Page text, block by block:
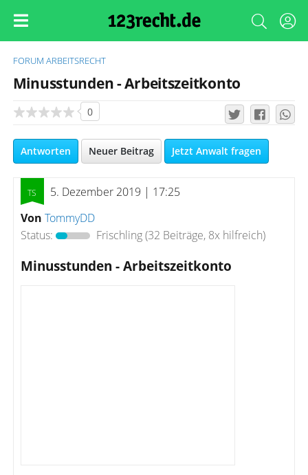
FORUM ARBEITSRECHT
Minusstunden - Arbeitszeitkonto
0
Antworten Neuer Beitrag Jetzt Anwalt fragen
5. Dezember 2019 | 17:25
Von TommyDD
Status:
Frischling(32 Beiträge, 8x hilfreich)
Minusstunden - Arbeitszeitkonto